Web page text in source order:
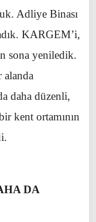
Adliye Binası
KARGEM’i,
sona yeniledik.
alanda
daha düzenli,
kent ortamının
DA